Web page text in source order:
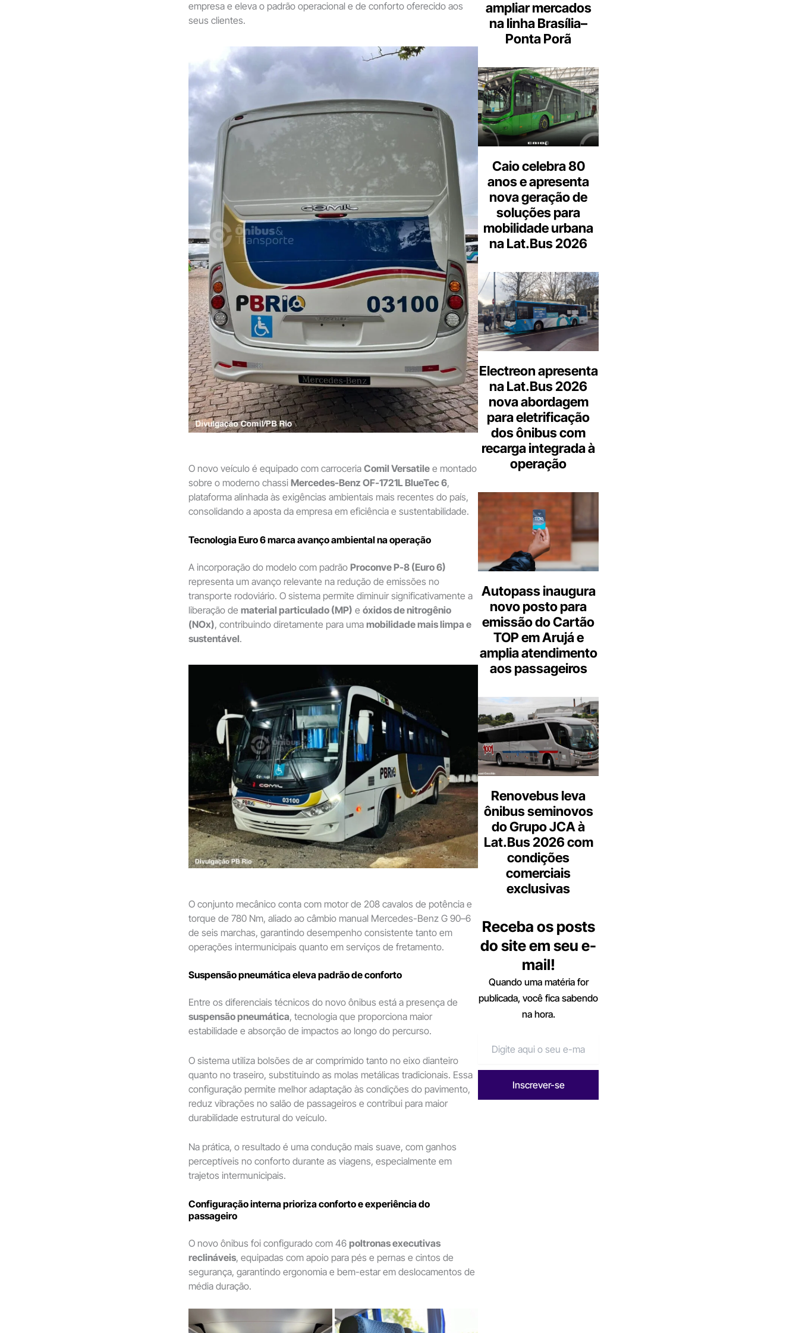
empresa e eleva o padrão operacional e de conforto oferecido aos
seus clientes.
O novo veículo é equipado com carroceria Comil Versatile e montado
sobre o moderno chassi Mercedes-Benz OF-1721L BlueTec 6,
plataforma alinhada às exigências ambientais mais recentes do país,
consolidando a aposta da empresa em eficiência e sustentabilidade.
Tecnologia Euro 6 marca avanço ambiental na operação
A incorporação do modelo com padrão Proconve P-8 (Euro 6)
representa um avanço relevante na redução de emissões no
transporte rodoviário. O sistema permite diminuir significativamente a
liberação de material particulado (MP) e óxidos de nitrogênio
(NOx), contribuindo diretamente para uma mobilidade mais limpa e
sustentável.
O conjunto mecânico conta com motor de 208 cavalos de potência e
torque de 780 Nm, aliado ao câmbio manual Mercedes-Benz G 90–6
de seis marchas, garantindo desempenho consistente tanto em
operações intermunicipais quanto em serviços de fretamento.
Suspensão pneumática eleva padrão de conforto
Entre os diferenciais técnicos do novo ônibus está a presença de
suspensão pneumática, tecnologia que proporciona maior
estabilidade e absorção de impactos ao longo do percurso.
O sistema utiliza bolsões de ar comprimido tanto no eixo dianteiro
quanto no traseiro, substituindo as molas metálicas tradicionais. Essa
configuração permite melhor adaptação às condições do pavimento,
reduz vibrações no salão de passageiros e contribui para maior
durabilidade estrutural do veículo.
Na prática, o resultado é uma condução mais suave, com ganhos
perceptíveis no conforto durante as viagens, especialmente em
trajetos intermunicipais.
Configuração interna prioriza conforto e experiência do
passageiro
O novo ônibus foi configurado com 46 poltronas executivas
reclináveis, equipadas com apoio para pés e pernas e cintos de
segurança, garantindo ergonomia e bem-estar em deslocamentos de
média duração.
ampliar mercados
na linha Brasília–
Ponta Porã
Caio celebra 80
anos e apresenta
nova geração de
soluções para
mobilidade urbana
na Lat.Bus 2026
Electreon apresenta
na Lat.Bus 2026
nova abordagem
para eletrificação
dos ônibus com
recarga integrada à
operação
Autopass inaugura
novo posto para
emissão do Cartão
TOP em Arujá e
amplia atendimento
aos passageiros
Renovebus leva
ônibus seminovos
do Grupo JCA à
Lat.Bus 2026 com
condições
comerciais
exclusivas
Receba os posts
do site em seu e-
mail!
Quando uma matéria for
publicada, você fica sabendo
na hora.
Inscrever-se